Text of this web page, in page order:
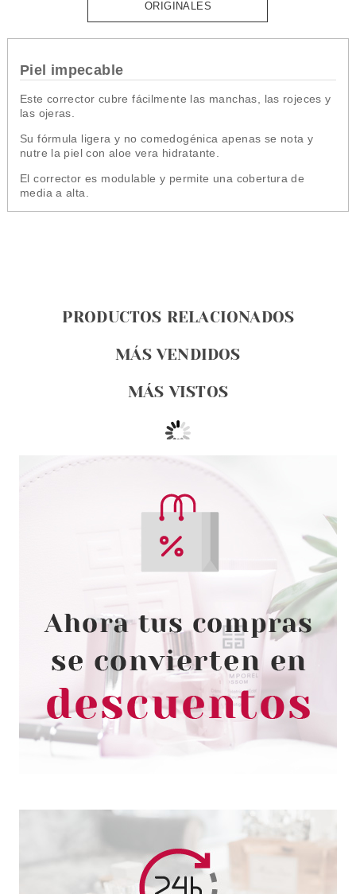
ORIGINALES
Piel impecable
Este corrector cubre fácilmente las manchas, las rojeces y
las ojeras.
Su fórmula ligera y no comedogénica apenas se nota y
nutre la piel con aloe vera hidratante.
El corrector es modulable y permite una cobertura de
media a alta.
PRODUCTOS RELACIONADOS
MÁS VENDIDOS
MÁS VISTOS
CATRICE
CATRICE BLUSH AFFAIR
COLORETE LÍQUIDO 040
Pvr 4.99€
-13%
desde
4.35€